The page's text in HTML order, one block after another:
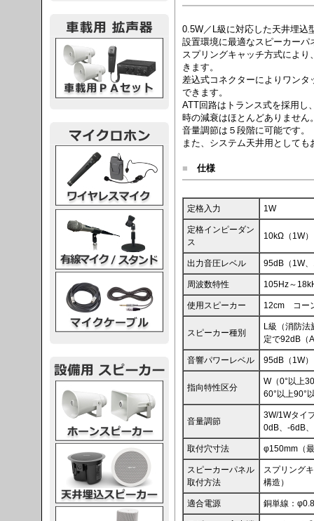
0.5W／L級に対応した天井埋込
設置環境に最適なスピーカー
スプリングキャッチ方式によ
きます。
差込式コネクターによりワン
できます。
ATT回路はトランス式を採用し
時の減衰はほとんどありません
音量調節は５段階に可能です。
また、システム天井用として
■ 仕様
定格入力 1W
定格インピーダン
ス
10kΩ（1W
出力音圧レベル 95dB（1W
周波数特性 105Hz～
使用スピーカー 12cm コー
スピーカー種別
L級（消防
定で92dB（
音響パワーレベル 95dB（1W）
指向特性区分
W（0°以上
60°以上90°
音量調節
3W/1Wタイ
0dB、-6dB
取付穴寸法 φ150mm（
スピーカーパネル
取付方法
スプリング
構造）
適合電源 銅単線：